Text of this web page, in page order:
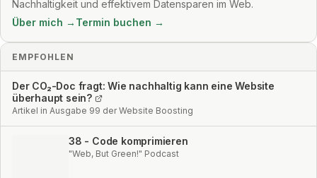
Nachhaltigkeit und effektivem Datensparen im Web.
Über mich → Termin buchen →
EMPFOHLEN
Der CO₂-Doc fragt: Wie nachhaltig kann eine Website
überhaupt sein?
Artikel in Ausgabe 99 der Website Boosting
38 - Code komprimieren
"Web, But Green!" Podcast